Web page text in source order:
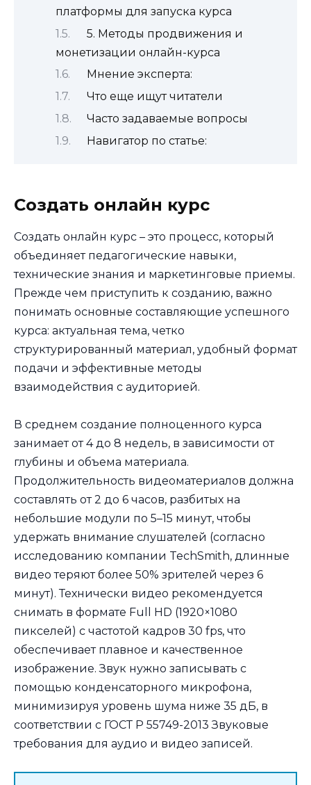
платформы для запуска курса
5. Методы продвижения и
монетизации онлайн-курса
Мнение эксперта:
Что еще ищут читатели
Часто задаваемые вопросы
Навигатор по статье:
Создать онлайн курс
Создать онлайн курс – это процесс, который
объединяет педагогические навыки,
технические знания и маркетинговые приемы.
Прежде чем приступить к созданию, важно
понимать основные составляющие успешного
курса: актуальная тема, четко
структурированный материал, удобный формат
подачи и эффективные методы
взаимодействия с аудиторией.
В среднем создание полноценного курса
занимает от 4 до 8 недель, в зависимости от
глубины и объема материала.
Продолжительность видеоматериалов должна
составлять от 2 до 6 часов, разбитых на
небольшие модули по 5–15 минут, чтобы
удержать внимание слушателей (согласно
исследованию компании TechSmith, длинные
видео теряют более 50% зрителей через 6
минут). Технически видео рекомендуется
снимать в формате Full HD (1920×1080
пикселей) с частотой кадров 30 fps, что
обеспечивает плавное и качественное
изображение. Звук нужно записывать с
помощью конденсаторного микрофона,
минимизируя уровень шума ниже 35 дБ, в
соответствии с ГОСТ Р 55749-2013 Звуковые
требования для аудио и видео записей.